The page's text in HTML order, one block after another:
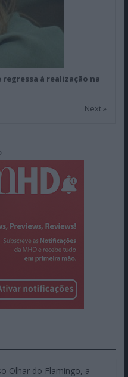
à realização na
Next »
Olhar do Flamingo, a